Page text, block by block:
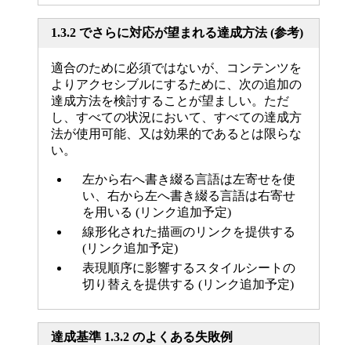
1.3.2 でさらに対応が望まれる達成方法 (参考)
適合のために必須ではないが、コンテンツを
よりアクセシブルにするために、次の追加の
達成方法を検討することが望ましい。ただ
し、すべての状況において、すべての達成方
法が使用可能、又は効果的であるとは限らな
い。
左から右へ書き綴る言語は左寄せを使
い、右から左へ書き綴る言語は右寄せ
を用いる (リンク追加予定)
線形化された描画のリンクを提供する
(リンク追加予定)
表現順序に影響するスタイルシートの
切り替えを提供する (リンク追加予定)
達成基準 1.3.2 のよくある失敗例